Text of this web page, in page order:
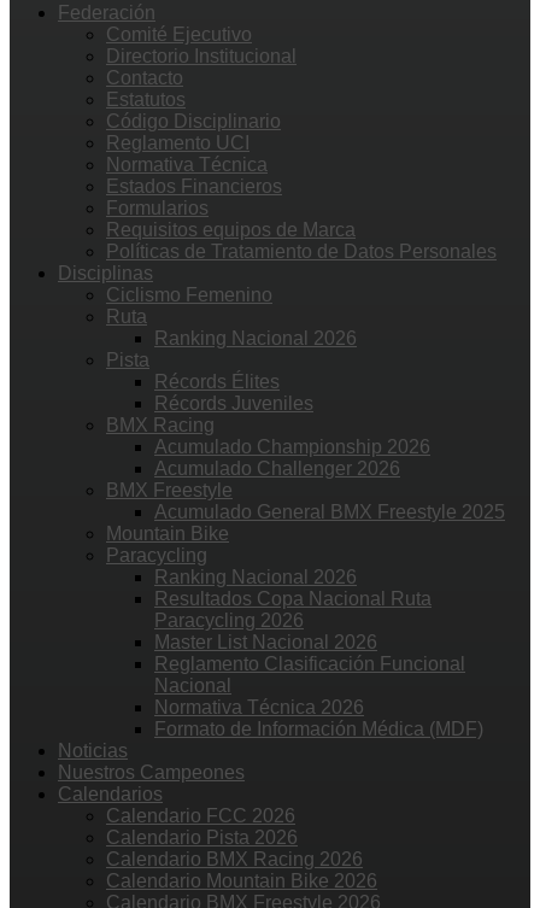
Federación
Comité Ejecutivo
Directorio Institucional
Contacto
Estatutos
Código Disciplinario
Reglamento UCI
Normativa Técnica
Estados Financieros
Formularios
Requisitos equipos de Marca
Políticas de Tratamiento de Datos Personales
Disciplinas
Ciclismo Femenino
Ruta
Ranking Nacional 2026
Pista
Récords Élites
Récords Juveniles
BMX Racing
Acumulado Championship 2026
Acumulado Challenger 2026
BMX Freestyle
Acumulado General BMX Freestyle 2025
Mountain Bike
Paracycling
Ranking Nacional 2026
Resultados Copa Nacional Ruta
Paracycling 2026
Master List Nacional 2026
Reglamento Clasificación Funcional
Nacional
Normativa Técnica 2026
Formato de Información Médica (MDF)
Noticias
Nuestros Campeones
Calendarios
Calendario FCC 2026
Calendario Pista 2026
Calendario BMX Racing 2026
Calendario Mountain Bike 2026
Calendario BMX Freestyle 2026